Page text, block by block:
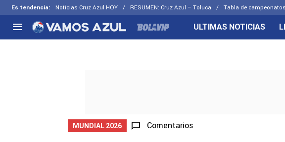
Es tendencia: Noticias Cruz Azul HOY RESUMEN: Cruz Azul – Toluca Tabla de campeonatos
Selección Mexicana
ULTIMAS NOTICIAS
MUNDIAL 2026 Comentarios